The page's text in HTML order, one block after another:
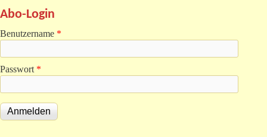
Abo-Login
Benutzername *
Passwort *